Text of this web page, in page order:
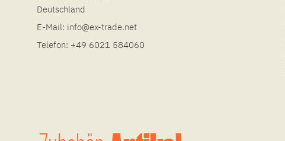
Deutschland
E-Mail: info@ex-trade.net
Telefon: +49 6021 584060